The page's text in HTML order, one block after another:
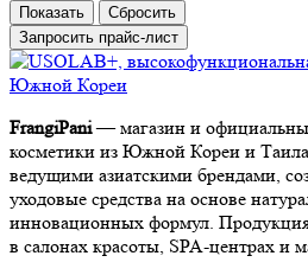
Сбросить
Запросить прайс-лист
FrangiPani— магазин и
косметики из Южной Кореи и
ведущими азиатскими брендами,
уходовые средства на основе
инновационных формул. Продукция
в салонах красоты, SPA-центрах и